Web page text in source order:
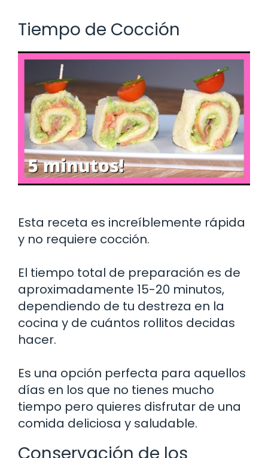
Tiempo de Cocción
Esta receta es increíblemente rápida
y no requiere cocción.
El tiempo total de preparación es de
aproximadamente 15-20 minutos,
dependiendo de tu destreza en la
cocina y de cuántos rollitos decidas
hacer.
Es una opción perfecta para aquellos
días en los que no tienes mucho
tiempo pero quieres disfrutar de una
comida deliciosa y saludable.